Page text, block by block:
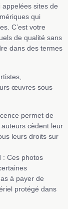
sites de
qui
C’est votre
de qualité sans
dans des termes
œuvres sous
permet de
auteurs cèdent leur
leurs droits sur
: Ces photos
à payer de
protégé dans